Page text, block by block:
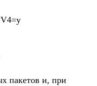
пакетов и, при